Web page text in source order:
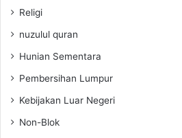
Religi
nuzulul quran
Hunian Sementara
Pembersihan Lumpur
Kebijakan Luar Negeri
Non-Blok